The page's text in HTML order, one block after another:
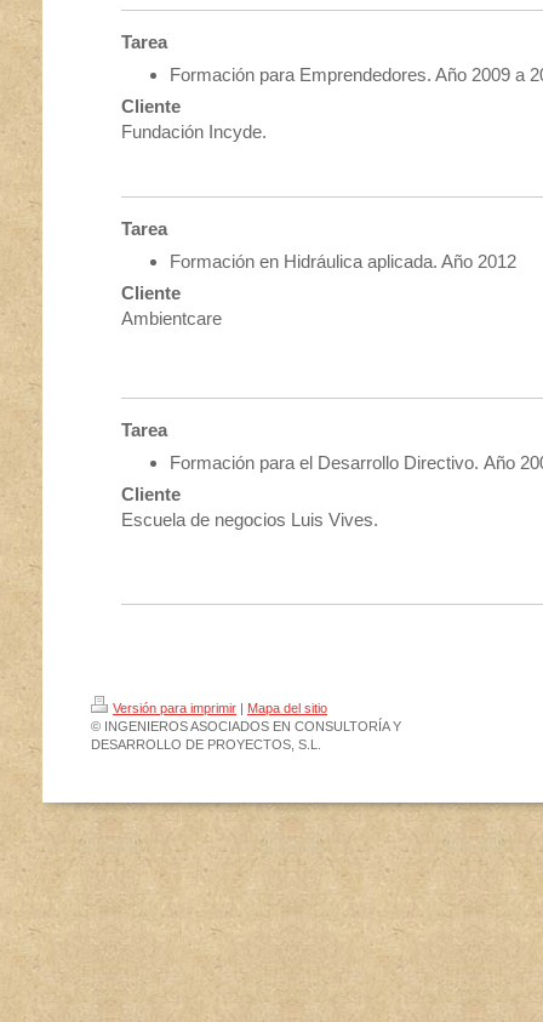
Tarea
Formación para Emprendedores. Año 2009 a
Cliente
Fundación Incyde.
Tarea
Formación en Hidráulica aplicada. Año 2012
Cliente
Ambientcare
Tarea
Formación para el Desarrollo Directivo. Año
Cliente
Escuela de negocios Luis Vives.
Versión para imprimir | Mapa del sitio
© INGENIEROS ASOCIADOS EN CONSULTORÍA Y
DESARROLLO DE PROYECTOS, S.L.